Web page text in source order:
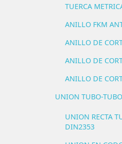
TUERCA
ANILLO FKM
ANILLO DE
ANILLO DE
ANILLO DE
UNION TUBO-
UNION RECTA
DIN2353